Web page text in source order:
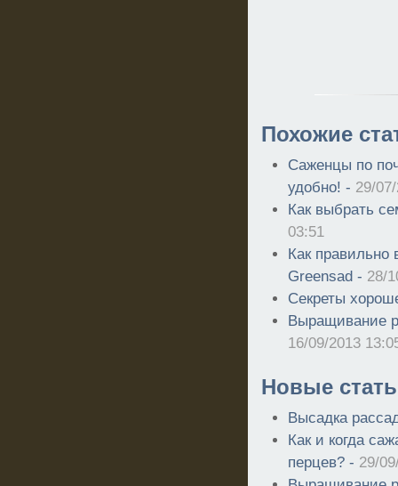
Похожие
Саженцы по
удобно! - 29/
Как выбрать
03:51
Как
Greensad - 28/
Секреты
Выращивание
16/09/2013
Новые
Высадка
Как и когда
перцев? - 29/